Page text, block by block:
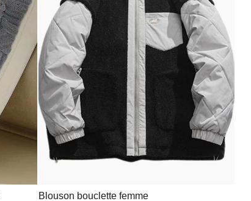
Blouson bouclette femme